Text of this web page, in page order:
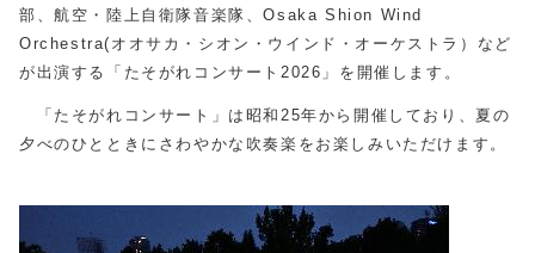
部、航空・陸上自衛隊音楽隊、Osaka Shion Wind
Orchestra(オオサカ・シオン・ウインド・オーケストラ）など
が出演する「たそがれコンサート2026」を開催します。
「たそがれコンサート」は昭和25年から開催しており、夏の
夕べのひとときにさわやかな吹奏楽をお楽しみいただけます。